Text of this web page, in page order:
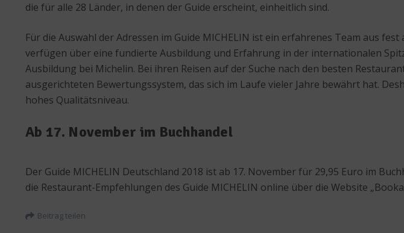
die für alle 28 Länder, in denen der Guide erscheint, einheitlich sind.
Für die Auswahl der Adressen im Guide MICHELIN ist ein erfahrenes Team aus
verfügen über eine fundierte Ausbildung und Erfahrung in der internationalen
Ausbildung bei Michelin. Bei ihren Reisen auf der Suche nach den besten
ausgerichteten Bewertungssystem, das sich im Laufe vieler Jahre bewährt hat.
hohes Qualitätsniveau.
Ab 17. November im Buchhandel
Der Guide MICHELIN Deutschland 2018 ist ab 17. November für 29,95 Euro im
die Restaurant-Empfehlungen des Guide MICHELIN online über die Website
Beitrag teilen